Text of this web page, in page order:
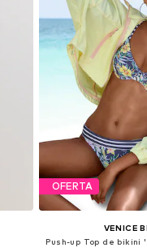
OFERTA
VENICE